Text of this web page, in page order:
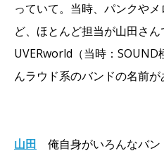
っていて。当時、パンクや
ど、ほとんど担当が山田さん
UVERworld（当時：SOUND
んラウド系のバンドの名前が
山田
俺自身がいろんなバ